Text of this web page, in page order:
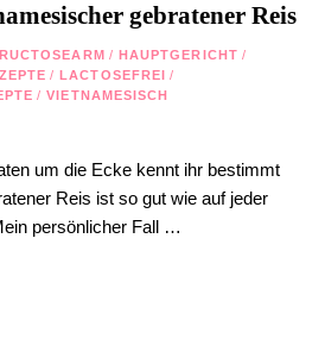
gebratener Reis
/ HAUPTGERICHT /
/ LACTOSEFREI /
/ VIETNAMESISCH
um die Ecke kennt ihr bestimmt
Reis ist so gut wie auf jeder
persönlicher Fall …